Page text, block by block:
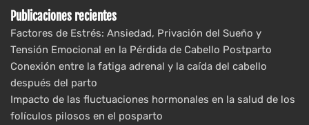
Publicaciones recientes
Factores de Estrés: Ansiedad, Privación del Sueño y
Tensión Emocional en la Pérdida de Cabello Postparto
Conexión entre la fatiga adrenal y la caída del cabello
después del parto
Impacto de las fluctuaciones hormonales en la salud de los
folículos pilosos en el posparto